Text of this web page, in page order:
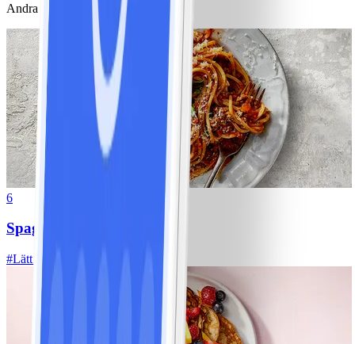
Andra gillade också
6
Spagetti med köttfärssås
#Lätt 10 MIN